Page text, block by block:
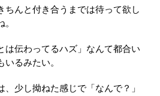
ちんと付き合うまでは待って欲し
は伝わってるハズ」なんて都合い
るみたい。
少し拗ねた感じで「なんで？」